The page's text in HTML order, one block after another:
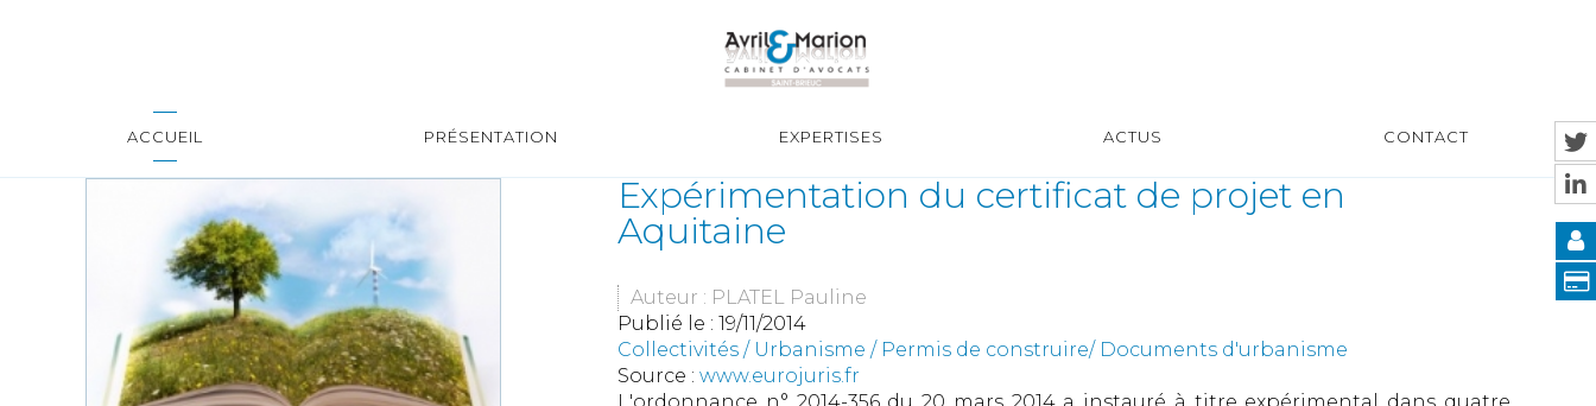
ACCUEIL PRÉSENTATION EXPERTISES ACTUS CONTACT
Expérimentation du certificat de projet en
Aquitaine
Auteur : PLATEL Pauline
Publié le : 19/11/2014
Collectivités / Urbanisme / Permis de construire/ Documents d'urbanisme
Source : www.eurojuris.fr